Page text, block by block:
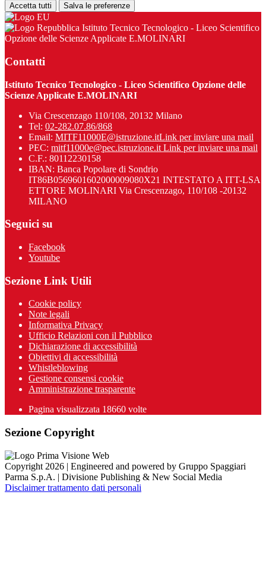
Accetta tutti Salva le preferenze
Istituto Tecnico Tecnologico - Liceo Scientifico
Opzione delle Scienze Applicate E.MOLINARI
Contatti
Istituto Tecnico Tecnologico - Liceo Scientifico Opzione delle
Scienze Applicate E.MOLINARI
Via Crescenzago 110/108, 20132 Milano
Tel: 02-282.07.86/868
Email: MITF11000E@istruzione.itLink per inviare una mail
PEC: mitf11000e@pec.istruzione.it Link per inviare una mail
C.F.: 80112230158
IBAN: Banca Popolare di Sondrio
IT86B0569601602000009080X21 INTESTATO A ITT-LSA
ETTORE MOLINARI Via Crescenzago, 110/108 -20132
MILANO
Seguici su
Facebook
Youtube
Sezione Link Utili
Cookie policy
Note legali
Informativa Privacy
Ufficio Relazioni con il Pubblico
Dichiarazione di accessibilità
Obiettivi di accessibilità
Whistleblowing
Gestione consensi cookie
Amministrazione trasparente
Pagina visualizzata 18660 volte
Sezione Copyright
Copyright 2026 | Engineered and powered by Gruppo Spaggiari
Parma S.p.A. | Divisione Publishing & New Social Media
Disclaimer trattamento dati personali